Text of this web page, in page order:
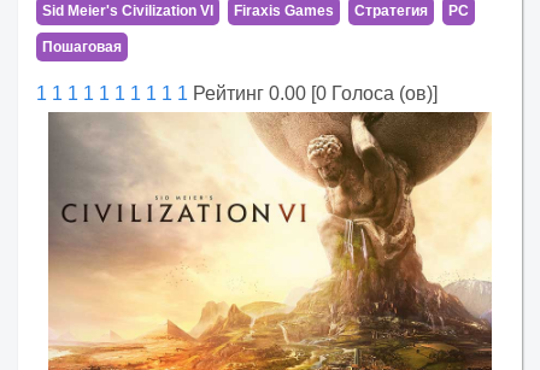
Sid Meier's Civilization VI Firaxis Games Стратегия PC
Пошаговая
1 1 1 1 1 1 1 1 1 1 Рейтинг 0.00 [0 Голоса (ов)]